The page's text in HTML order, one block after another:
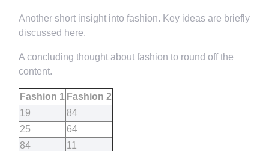
Another short insight into fashion. Key ideas are briefly
discussed here.
A concluding thought about fashion to round off the
content.
Fashion 1 Fashion 2
19
84
25
64
84
11